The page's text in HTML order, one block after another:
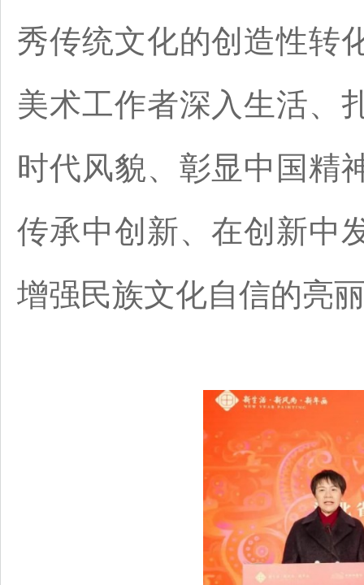
秀传统文化的创造性转
美术工作者深入生活、
时代风貌、彰显中国精
传承中创新、在创新中
增强民族文化自信的亮